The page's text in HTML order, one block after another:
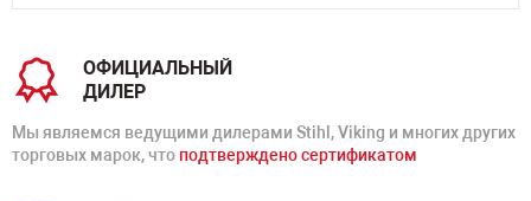
ОФИЦИАЛЬНЫЙ
ДИЛЕР
Мы являемся ведущими дилерами Stihl, Viking и многих других
торговых марок, что подтверждено сертификатом